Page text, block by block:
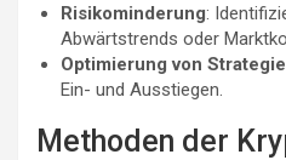
Risikominderung:
Abwärtstrends oder
Optimierung von
Ein- und Ausstiegen.
Methoden der